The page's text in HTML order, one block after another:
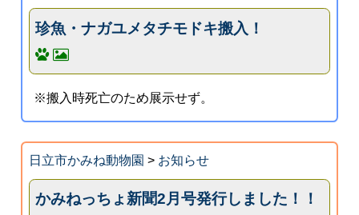
珍魚・ナガユメタチモドキ搬入！
※搬入時死亡のため展示せず。
日立市かみね動物園 > お知らせ
かみねっちょ新聞2月号発行しました！！